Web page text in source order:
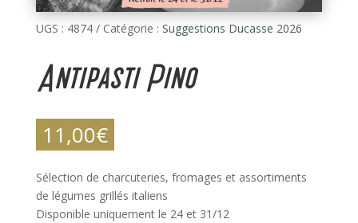
UGS : 4874 Catégorie : Suggestions Ducasse 2026
Antipasti Pino
11,00€
Sélection de charcuteries, fromages et assortiments
de légumes grillés italiens
Disponible uniquement le 24 et 31/12